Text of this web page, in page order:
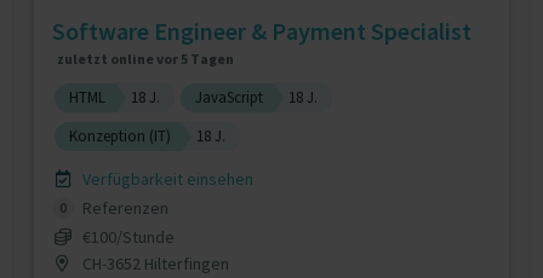
Software Engineer & Payment Specialist
zuletzt online vor 5 Tagen
HTML 18 J. JavaScript
18 J.
Konzeption (IT)
18 J.
Verfügbarkeit einsehen
0
Referenzen
€100/Stunde
CH-3652 Hilterfingen